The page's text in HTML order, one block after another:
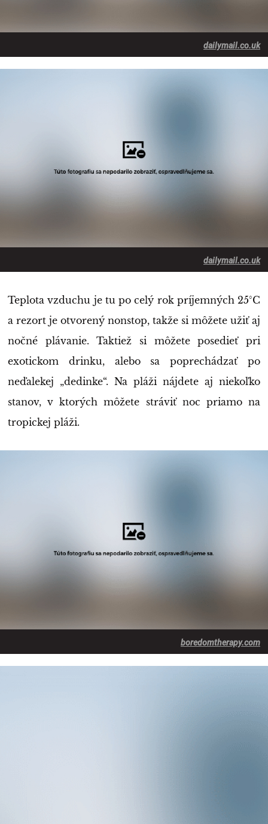
dailymail.co.uk
dailymail.co.uk
Teplota vzduchu je tu po celý rok príjemných 25°C
a rezort je otvorený nonstop, takže si môžete užiť aj
nočné plávanie. Taktiež si môžete posedieť pri
exotickom drinku, alebo sa poprechádzať po
neďalekej „dedinke“. Na pláži nájdete aj niekoľko
stanov, v ktorých môžete stráviť noc priamo na
tropickej pláži.
boredomtherapy.com